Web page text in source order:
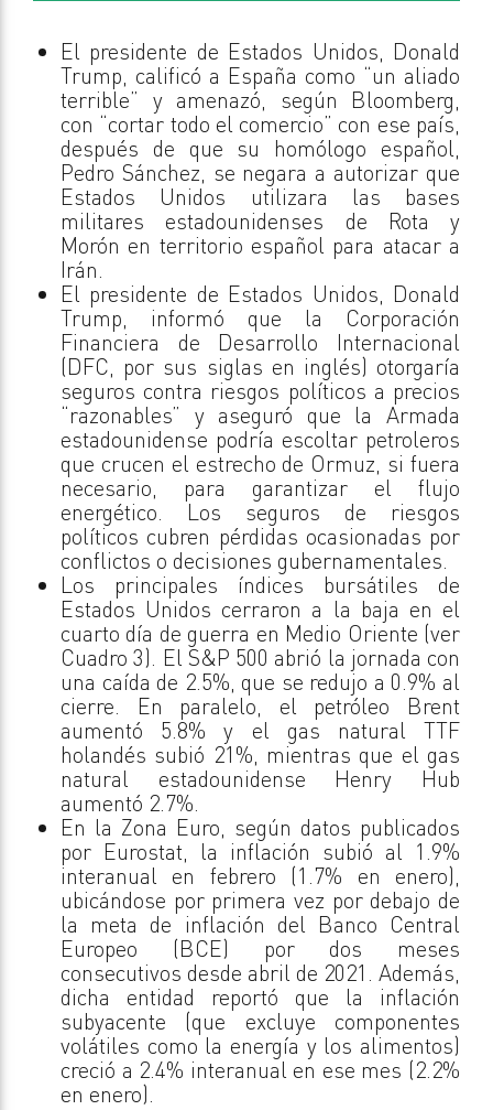
El presidente de Estados Unidos, Donald
Trump, calificó a España como “un aliado
terrible” y amenazó, según Bloomberg,
con “cortar todo el comercio” con ese país,
después de que su homólogo español,
Pedro Sánchez, se negara a autorizar que
Estados Unidos utilizara las bases
militares estadounidenses de Rota y
Morón en territorio español para atacar a
Irán.
El presidente de Estados Unidos, Donald
Trump, informó que la Corporación
Financiera de Desarrollo Internacional
(DFC, por sus siglas en inglés) otorgaría
seguros contra riesgos políticos a precios
“razonables” y aseguró que la Armada
estadounidense podría escoltar petroleros
que crucen el estrecho de Ormuz, si fuera
necesario, para garantizar el flujo
energético. Los seguros de riesgos
políticos cubren pérdidas ocasionadas por
conflictos o decisiones gubernamentales.
Los principales índices bursátiles de
Estados Unidos cerraron a la baja en el
cuarto día de guerra en Medio Oriente (ver
Cuadro 3). El S&P 500 abrió la jornada con
una caída de 2.5%, que se redujo a 0.9% al
cierre. En paralelo, el petróleo Brent
aumentó 5.8% y el gas natural TTF
holandés subió 21%, mientras que el gas
natural estadounidense Henry Hub
aumentó 2.7%.
En la Zona Euro, según datos publicados
por Eurostat, la inflación subió al 1.9%
interanual en febrero (1.7% en enero),
ubicándose por primera vez por debajo de
la meta de inflación del Banco Central
Europeo (BCE) por dos meses
consecutivos desde abril de 2021. Además,
dicha entidad reportó que la inflación
subyacente (que excluye componentes
volátiles como la energía y los alimentos)
creció a 2.4% interanual en ese mes (2.2%
en enero).